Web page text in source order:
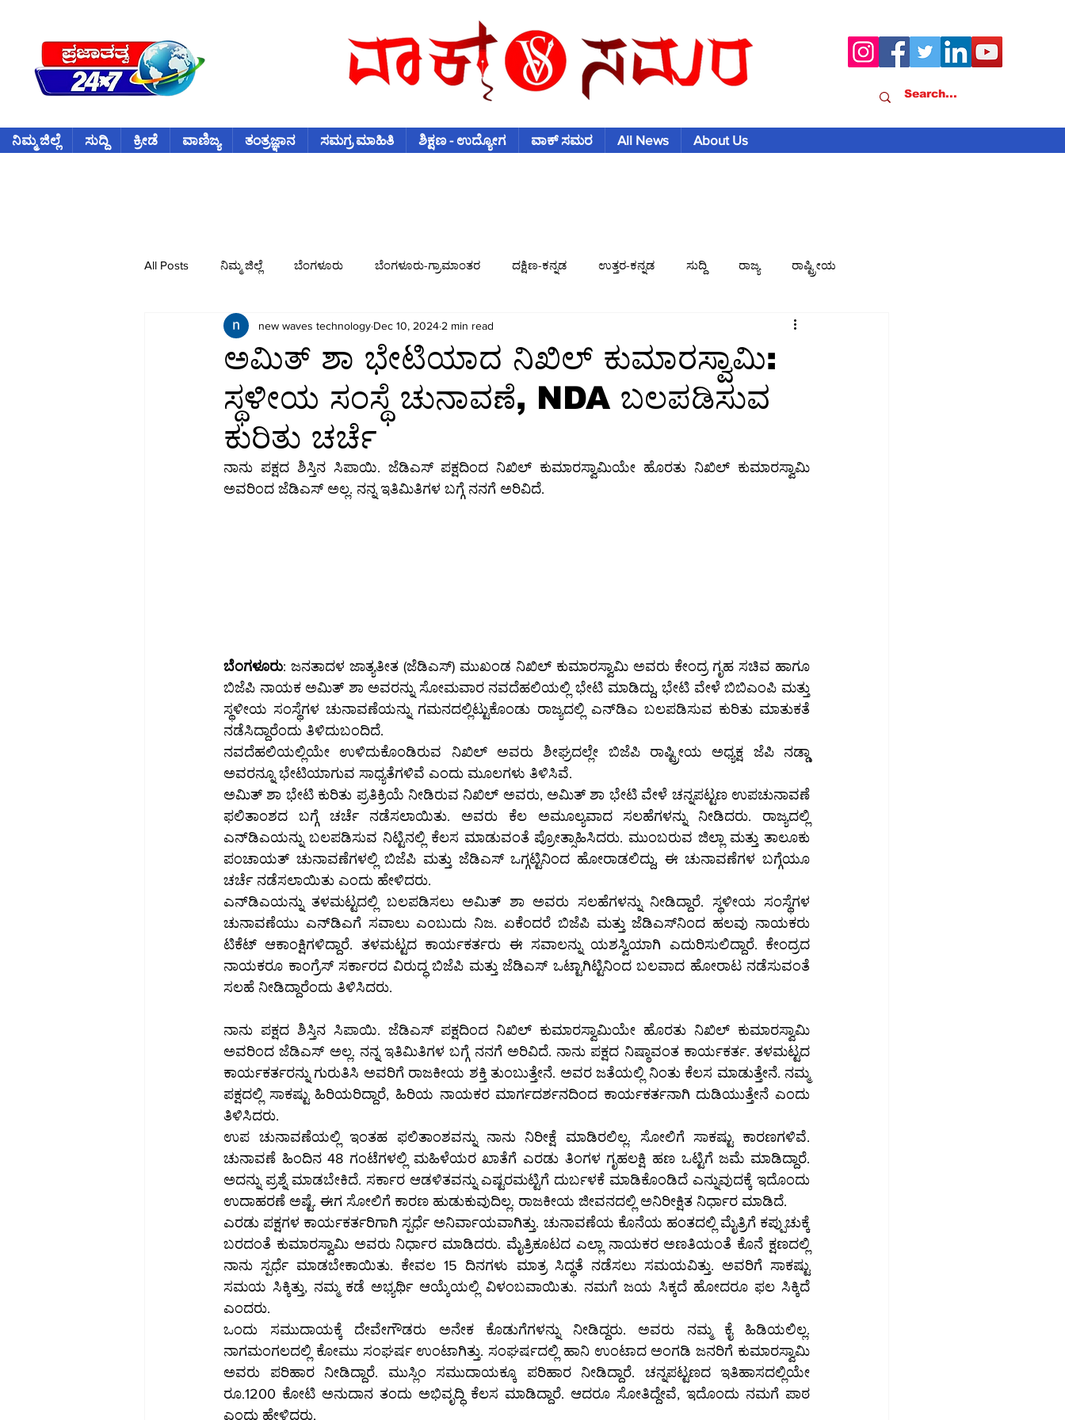
ನಿಮ್ಮ ಜಿಲ್ಲೆ ಸುದ್ದಿ ಕ್ರೀಡೆ ವಾಣಿಜ್ಯ ತಂತ್ರಜ್ಞಾನ ಸಮಗ್ರ ಮಾಹಿತಿ ಶಿಕ್ಷಣ - ಉದ್ಯೋಗ ವಾಕ್ ಸಮರ All News About Us
All Posts ನಿಮ್ಮ ಜಿಲ್ಲೆ ಬೆಂಗಳೂರು ಬೆಂಗಳೂರು-ಗ್ರಾಮಾಂತರ ದಕ್ಷಿಣ-ಕನ್ನಡ ಉತ್ತರ-ಕನ್ನಡ ಸುದ್ದಿ ರಾಜ್ಯ ರಾಷ್ಟ್ರೀಯ
ಕ್ರೀಡೆ ಕ್ರಿಕೆಟ್ ವಿಶ್ವಕಪ್ ಫುಟ್-ಬಾಲ್
ಬಂಡವಾಳ-ಮಾರುಕಟ್ಟೆ ಹಣಕಾಸು-ಸಾಕ್ಷರತೆ ತಂತ್ರಜ್ಞಾನ ತಂತ್ರಜ್ಞಾನ-ಸುದ್ದಿ ತಂತ್ರಜ್ಞಾನ-ಟಿಪ್ಸ್ ಸಾಮಾಜಿಕ ಮಾಧ್ಯಮ
ಅಮಿತ್ ಶಾ ಭೇಟಿಯಾದ ನಿಖಿಲ್ ಕುಮಾರಸ್ವಾಮಿ:
ಸ್ಥಳೀಯ ಸಂಸ್ಥೆ ಚುನಾವಣೆ, NDA ಬಲಪಡಿಸುವ
ಕುರಿತು ಚರ್ಚೆ
new waves technology Dec 10, 2024 2 min read
ನಾನು ಪಕ್ಷದ ಶಿಸ್ತಿನ ಸಿಪಾಯಿ. ಜೆಡಿಎಸ್ ಪಕ್ಷದಿಂದ ನಿಖಿಲ್ ಕುಮಾರಸ್ವಾಮಿಯೇ ಹೊರತು ನಿಖಿಲ್ ಕುಮಾರಸ್ವಾಮಿ
ಅವರಿಂದ ಜೆಡಿಎಸ್ ಅಲ್ಲ. ನನ್ನ ಇತಿಮಿತಿಗಳ ಬಗ್ಗೆ ನನಗೆ ಅರಿವಿದೆ.
ಬೆಂಗಳೂರು: ಜನತಾದಳ ಜಾತ್ಯತೀತ (ಜೆಡಿಎಸ್) ಮುಖಂಡ ನಿಖಿಲ್ ಕುಮಾರಸ್ವಾಮಿ ಅವರು ಕೇಂದ್ರ ಗೃಹ ಸಚಿವ ಹಾಗೂ
ಬಿಜೆಪಿ ನಾಯಕ ಅಮಿತ್ ಶಾ ಅವರನ್ನು ಸೋಮವಾರ ನವದೆಹಲಿಯಲ್ಲಿ ಭೇಟಿ ಮಾಡಿದ್ದು, ಭೇಟಿ ವೇಳೆ ಬಿಬಿಎಂಪಿ ಮತ್ತು
ಸ್ಥಳೀಯ ಸಂಸ್ಥೆಗಳ ಚುನಾವಣೆಯನ್ನು ಗಮನದಲ್ಲಿಟ್ಟುಕೊಂಡು ರಾಜ್ಯದಲ್ಲಿ ಎನ್‌ಡಿಎ ಬಲಪಡಿಸುವ ಕುರಿತು ಮಾತುಕತೆ
ನಡೆಸಿದ್ದಾರೆಂದು ತಿಳಿದುಬಂದಿದೆ.
ನವದೆಹಲಿಯಲ್ಲಿಯೇ ಉಳಿದುಕೊಂಡಿರುವ ನಿಖಿಲ್ ಅವರು ಶೀಘ್ರದಲ್ಲೇ ಬಿಜೆಪಿ ರಾಷ್ಟ್ರೀಯ ಅಧ್ಯಕ್ಷ ಜೆಪಿ ನಡ್ಡಾ
ಅವರನ್ನೂ ಭೇಟಿಯಾಗುವ ಸಾಧ್ಯತೆಗಳಿವೆ ಎಂದು ಮೂಲಗಳು ತಿಳಿಸಿವೆ.
ಅಮಿತ್ ಶಾ ಭೇಟಿ ಕುರಿತು ಪ್ರತಿಕ್ರಿಯೆ ನೀಡಿರುವ ನಿಖಿಲ್ ಅವರು, ಅಮಿತ್ ಶಾ ಭೇಟಿ ವೇಳೆ ಚನ್ನಪಟ್ಟಣ ಉಪಚುನಾವಣೆ
ಫಲಿತಾಂಶದ ಬಗ್ಗೆ ಚರ್ಚೆ ನಡೆಸಲಾಯಿತು. ಅವರು ಕೆಲ ಅಮೂಲ್ಯವಾದ ಸಲಹೆಗಳನ್ನು ನೀಡಿದರು. ರಾಜ್ಯದಲ್ಲಿ
ಎನ್‌ಡಿಎಯನ್ನು ಬಲಪಡಿಸುವ ನಿಟ್ಟಿನಲ್ಲಿ ಕೆಲಸ ಮಾಡುವಂತೆ ಪ್ರೋತ್ಸಾಹಿಸಿದರು. ಮುಂಬರುವ ಜಿಲ್ಲಾ ಮತ್ತು ತಾಲೂಕು
ಪಂಚಾಯತ್ ಚುನಾವಣೆಗಳಲ್ಲಿ ಬಿಜೆಪಿ ಮತ್ತು ಜೆಡಿಎಸ್ ಒಗ್ಗಟ್ಟಿನಿಂದ ಹೋರಾಡಲಿದ್ದು, ಈ ಚುನಾವಣೆಗಳ ಬಗ್ಗೆಯೂ
ಚರ್ಚೆ ನಡೆಸಲಾಯಿತು ಎಂದು ಹೇಳಿದರು.
ಎನ್‌ಡಿಎಯನ್ನು ತಳಮಟ್ಟದಲ್ಲಿ ಬಲಪಡಿಸಲು ಅಮಿತ್ ಶಾ ಅವರು ಸಲಹೆಗಳನ್ನು ನೀಡಿದ್ದಾರೆ. ಸ್ಥಳೀಯ ಸಂಸ್ಥೆಗಳ
ಚುನಾವಣೆಯು ಎನ್‌ಡಿಎಗೆ ಸವಾಲು ಎಂಬುದು ನಿಜ. ಏಕೆಂದರೆ ಬಿಜೆಪಿ ಮತ್ತು ಜೆಡಿಎಸ್‌ನಿಂದ ಹಲವು ನಾಯಕರು
ಟಿಕೆಟ್ ಆಕಾಂಕ್ಷಿಗಳಿದ್ದಾರೆ. ತಳಮಟ್ಟದ ಕಾರ್ಯಕರ್ತರು ಈ ಸವಾಲನ್ನು ಯಶಸ್ವಿಯಾಗಿ ಎದುರಿಸುಲಿದ್ದಾರೆ. ಕೇಂದ್ರದ
ನಾಯಕರೂ ಕಾಂಗ್ರೆಸ್ ಸರ್ಕಾರದ ವಿರುದ್ಧ ಬಿಜೆಪಿ ಮತ್ತು ಜೆಡಿಎಸ್ ಒಟ್ಟಾಗಿಟ್ಟಿನಿಂದ ಬಲವಾದ ಹೋರಾಟ ನಡೆಸುವಂತೆ
ಸಲಹೆ ನೀಡಿದ್ದಾರೆಂದು ತಿಳಿಸಿದರು.
ನಾನು ಪಕ್ಷದ ಶಿಸ್ತಿನ ಸಿಪಾಯಿ. ಜೆಡಿಎಸ್ ಪಕ್ಷದಿಂದ ನಿಖಿಲ್ ಕುಮಾರಸ್ವಾಮಿಯೇ ಹೊರತು ನಿಖಿಲ್ ಕುಮಾರಸ್ವಾಮಿ
ಅವರಿಂದ ಜೆಡಿಎಸ್ ಅಲ್ಲ. ನನ್ನ ಇತಿಮಿತಿಗಳ ಬಗ್ಗೆ ನನಗೆ ಅರಿವಿದೆ. ನಾನು ಪಕ್ಷದ ನಿಷ್ಠಾವಂತ ಕಾರ್ಯಕರ್ತ. ತಳಮಟ್ಟದ
ಕಾರ್ಯಕರ್ತರನ್ನು ಗುರುತಿಸಿ ಅವರಿಗೆ ರಾಜಕೀಯ ಶಕ್ತಿ ತುಂಬುತ್ತೇನೆ. ಅವರ ಜತೆಯಲ್ಲಿ ನಿಂತು ಕೆಲಸ ಮಾಡುತ್ತೇನೆ. ನಮ್ಮ
ಪಕ್ಷದಲ್ಲಿ ಸಾಕಷ್ಟು ಹಿರಿಯರಿದ್ದಾರೆ, ಹಿರಿಯ ನಾಯಕರ ಮಾರ್ಗದರ್ಶನದಿಂದ ಕಾರ್ಯಕರ್ತನಾಗಿ ದುಡಿಯುತ್ತೇನೆ ಎಂದು
ತಿಳಿಸಿದರು.
ಉಪ ಚುನಾವಣೆಯಲ್ಲಿ ಇಂತಹ ಫಲಿತಾಂಶವನ್ನು ನಾನು ನಿರೀಕ್ಷೆ ಮಾಡಿರಲಿಲ್ಲ. ಸೋಲಿಗೆ ಸಾಕಷ್ಟು ಕಾರಣಗಳಿವೆ.
ಚುನಾವಣೆ ಹಿಂದಿನ 48 ಗಂಟೆಗಳಲ್ಲಿ ಮಹಿಳೆಯರ ಖಾತೆಗೆ ಎರಡು ತಿಂಗಳ ಗೃಹಲಕ್ಷಿ ಹಣ ಒಟ್ಟಿಗೆ ಜಮೆ ಮಾಡಿದ್ದಾರೆ.
ಅದನ್ನು ಪ್ರಶ್ನೆ ಮಾಡಬೇಕಿದೆ. ಸರ್ಕಾರ ಆಡಳಿತವನ್ನು ಎಷ್ಟರಮಟ್ಟಿಗೆ ದುರ್ಬಳಕೆ ಮಾಡಿಕೊಂಡಿದೆ ಎನ್ನುವುದಕ್ಕೆ ಇದೊಂದು
ಉದಾಹರಣೆ ಅಷ್ಟೆ. ಈಗ ಸೋಲಿಗೆ ಕಾರಣ ಹುಡುಕುವುದಿಲ್ಲ. ರಾಜಕೀಯ ಜೀವನದಲ್ಲಿ ಅನಿರೀಕ್ಷಿತ ನಿರ್ಧಾರ ಮಾಡಿದೆ.
ಎರಡು ಪಕ್ಷಗಳ ಕಾರ್ಯಕರ್ತರಿಗಾಗಿ ಸ್ಪರ್ಧೆ ಅನಿರ್ವಾಯವಾಗಿತ್ತು. ಚುನಾವಣೆಯ ಕೊನೆಯ ಹಂತದಲ್ಲಿ ಮೈತ್ರಿಗೆ ಕಪ್ಪುಚುಕ್ಕೆ
ಬರದಂತೆ ಕುಮಾರಸ್ವಾಮಿ ಅವರು ನಿರ್ಧಾರ ಮಾಡಿದರು. ಮೈತ್ರಿಕೂಟದ ಎಲ್ಲಾ ನಾಯಕರ ಅಣತಿಯಂತೆ ಕೊನೆ ಕ್ಷಣದಲ್ಲಿ
ನಾನು ಸ್ಪರ್ಧೆ ಮಾಡಬೇಕಾಯಿತು. ಕೇವಲ 15 ದಿನಗಳು ಮಾತ್ರ ಸಿದ್ಥತೆ ನಡೆಸಲು ಸಮಯವಿತ್ತು. ಅವರಿಗೆ ಸಾಕಷ್ಟು
ಸಮಯ ಸಿಕ್ಕಿತ್ತು, ನಮ್ಮ ಕಡೆ ಅಭ್ಯರ್ಥಿ ಆಯ್ಕೆಯಲ್ಲಿ ವಿಳಂಬವಾಯಿತು. ನಮಗೆ ಜಯ ಸಿಕ್ಕದೆ ಹೋದರೂ ಫಲ ಸಿಕ್ಕಿದೆ
ಎಂದರು.
ಒಂದು ಸಮುದಾಯಕ್ಕೆ ದೇವೇಗೌಡರು ಅನೇಕ ಕೊಡುಗೆಗಳನ್ನು ನೀಡಿದ್ದರು. ಅವರು ನಮ್ಮ ಕೈ ಹಿಡಿಯಲಿಲ್ಲ.
ನಾಗಮಂಗಲದಲ್ಲಿ ಕೋಮು ಸಂಘರ್ಷ ಉಂಟಾಗಿತ್ತು. ಸಂಘರ್ಷದಲ್ಲಿ ಹಾನಿ ಉಂಟಾದ ಅಂಗಡಿ ಜನರಿಗೆ ಕುಮಾರಸ್ವಾಮಿ
ಅವರು ಪರಿಹಾರ ನೀಡಿದ್ದಾರೆ. ಮುಸ್ಲಿಂ ಸಮುದಾಯಕ್ಕೂ ಪರಿಹಾರ ನೀಡಿದ್ದಾರೆ. ಚನ್ನಪಟ್ಟಣದ ಇತಿಹಾಸದಲ್ಲಿಯೇ
ರೂ.1200 ಕೋಟಿ ಅನುದಾನ ತಂದು ಅಭಿವೃದ್ಧಿ ಕೆಲಸ ಮಾಡಿದ್ದಾರೆ. ಆದರೂ ಸೋತಿದ್ದೇವೆ, ಇದೊಂದು ನಮಗೆ ಪಾಠ
ಎಂದು ಹೇಳಿದರು.